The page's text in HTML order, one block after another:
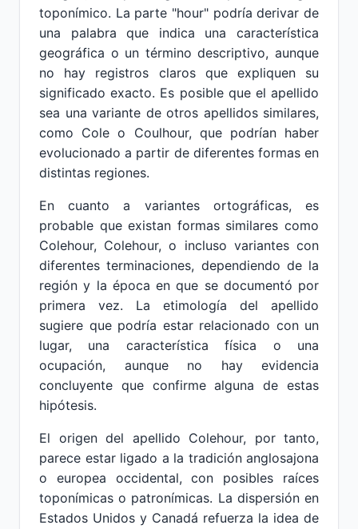
toponímico. La parte "hour" podría derivar de
una palabra que indica una característica
geográfica o un término descriptivo, aunque
no hay registros claros que expliquen su
significado exacto. Es posible que el apellido
sea una variante de otros apellidos similares,
como Cole o Coulhour, que podrían haber
evolucionado a partir de diferentes formas en
distintas regiones.
En cuanto a variantes ortográficas, es
probable que existan formas similares como
Colehour, Colehour, o incluso variantes con
diferentes terminaciones, dependiendo de la
región y la época en que se documentó por
primera vez. La etimología del apellido
sugiere que podría estar relacionado con un
lugar, una característica física o una
ocupación, aunque no hay evidencia
concluyente que confirme alguna de estas
hipótesis.
El origen del apellido Colehour, por tanto,
parece estar ligado a la tradición anglosajona
o europea occidental, con posibles raíces
toponímicas o patronímicas. La dispersión en
Estados Unidos y Canadá refuerza la idea de